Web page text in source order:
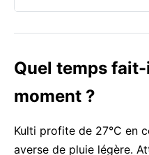
Quel temps
moment ?
Kulti profite de 27°C en
averse de pluie légère.